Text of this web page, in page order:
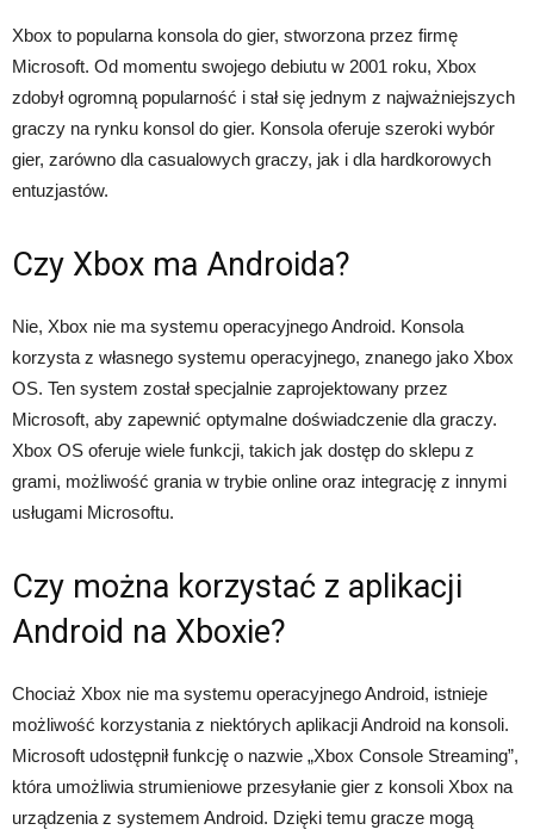
Xbox to popularna konsola do gier, stworzona przez firmę
Microsoft. Od momentu swojego debiutu w 2001 roku, Xbox
zdobył ogromną popularność i stał się jednym z najważniejszych
graczy na rynku konsol do gier. Konsola oferuje szeroki wybór
gier, zarówno dla casualowych graczy, jak i dla hardkorowych
entuzjastów.
Czy Xbox ma Androida?
Nie, Xbox nie ma systemu operacyjnego Android. Konsola
korzysta z własnego systemu operacyjnego, znanego jako Xbox
OS. Ten system został specjalnie zaprojektowany przez
Microsoft, aby zapewnić optymalne doświadczenie dla graczy.
Xbox OS oferuje wiele funkcji, takich jak dostęp do sklepu z
grami, możliwość grania w trybie online oraz integrację z innymi
usługami Microsoftu.
Czy można korzystać z aplikacji
Android na Xboxie?
Chociaż Xbox nie ma systemu operacyjnego Android, istnieje
możliwość korzystania z niektórych aplikacji Android na konsoli.
Microsoft udostępnił funkcję o nazwie „Xbox Console Streaming”,
która umożliwia strumieniowe przesyłanie gier z konsoli Xbox na
urządzenia z systemem Android. Dzięki temu gracze mogą